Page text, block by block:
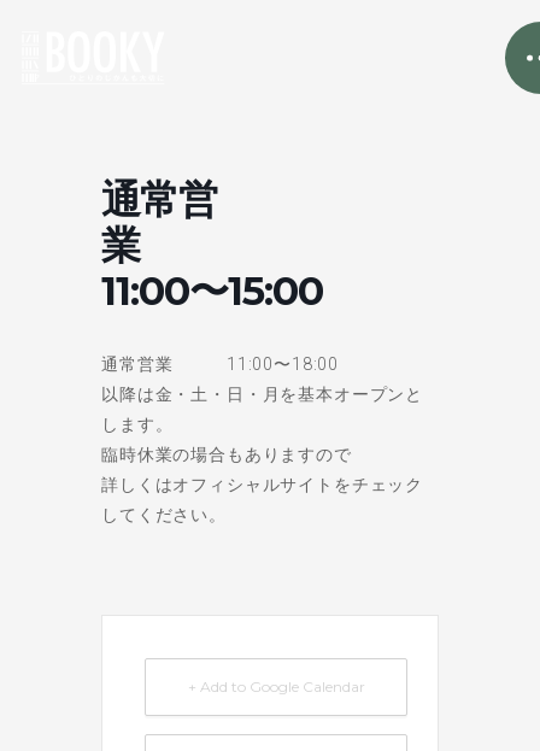
通常営
業
11:00〜15:00
通常営業 11:00〜18:00
以降は金・土・日・月を基本オープンと
します。
臨時休業の場合もありますので
詳しくはオフィシャルサイトをチェック
してください。
+ Add to Google Calendar